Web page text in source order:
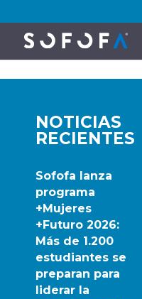
NOTICIAS
RECIENTES
Sofofa lanza
programa
+Mujeres
+Futuro 2026:
Más de 1.200
estudiantes se
preparan para
liderar la